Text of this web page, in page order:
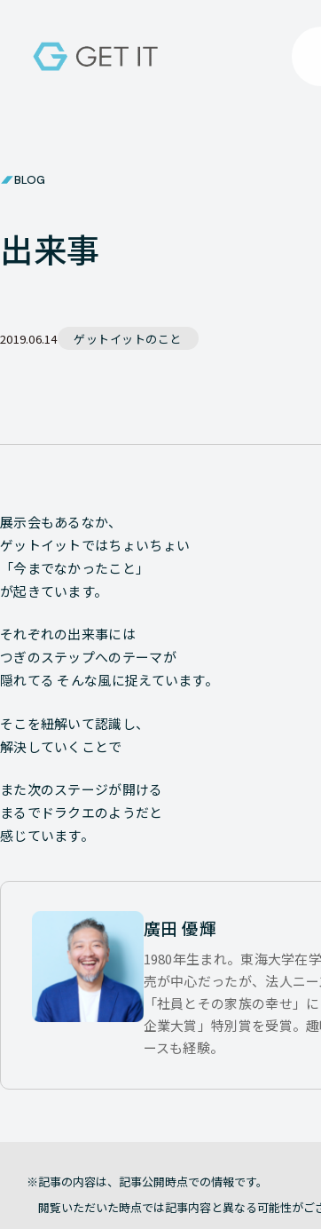
BLOG
出来事
2019.06.14 ゲットイットのこと
展示会もあるなか、
ゲットイットではちょいちょい
「今までなかったこと」
が起きています。
それぞれの出来事には
つぎのステップへのテーマが
隠れてる そんな風に捉えています。
そこを紐解いて認識し、
解決していくことで
また次のステージが開ける
まるでドラクエのようだと
感じています。
廣田 優輝
1980年生まれ。東海大学在
売が中心だったが、法人ニ
「社員とその家族の幸せ」
企業大賞」特別賞を受賞。
ースも経験。
記事の内容は、記事公開時点での情報です。
閲覧いただいた時点では記事内容と異なる可能性がご